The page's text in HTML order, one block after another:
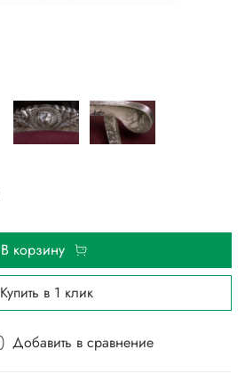
Добавить в сравнение
В корзину
Купить в 1 клик